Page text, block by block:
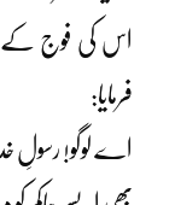
اس کی فوج کے
فرمایا:
اے لوگو! رسولِ خدا